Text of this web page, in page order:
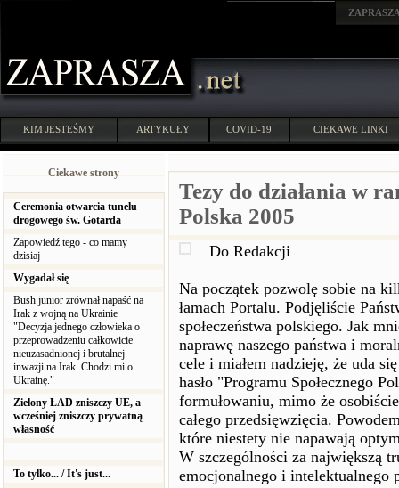
KIM JESTEŚMY ARTYKUŁY COVID-19 CIEKAWE LINKI
Ciekawe strony
Ceremonia otwarcia tunelu
drogowego św. Gotarda
Zapowiedź tego - co mamy
dzisiaj
Wygadał się
Bush junior zrównał napaść na
Irak z wojną na Ukrainie
"Decyzja jednego człowieka o
przeprowadzeniu całkowicie
nieuzasadnionej i brutalnej
inwazji na Irak. Chodzi mi o
Ukrainę."
Zielony ŁAD zniszczy UE, a
wcześniej zniszczy prywatną
własność
To tylko... / It's just...
Tezy do działania w
Polska 2005
Do Redakcji
Na początek pozwolę sobie na
łamach Portalu. Podjęliście
społeczeństwa polskiego. Jak
naprawę naszego państwa i
cele i miałem nadzieję, że uda
hasło "Programu Społecznego
formułowaniu, mimo że
całego przedsięwzięcia.
które niestety nie napawają
W szczególności za największą
emocjonalnego i intelektualnego